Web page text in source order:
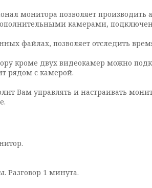
монитора позволяет
камерами,
файлах, позволяет отследить
кроме двух видеокамер можно
рядом с камерой.
Вам управлять и настраивать
Разговор 1 минута.